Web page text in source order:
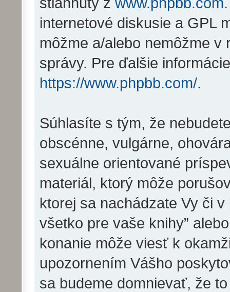
internetové diskusie a GPL
môžme a/alebo nemôžme v
správy. Pre ďalšie
https://www.phpbb.com/.
Súhlasíte s tým, že
obscénne, vulgárne,
sexuálne orientované
materiál, ktorý môže
ktorej sa nachádzate Vy či
všetko pre vaše knihy”
konanie môže viesť k
upozornením Vášho
sa budeme domnievať, že